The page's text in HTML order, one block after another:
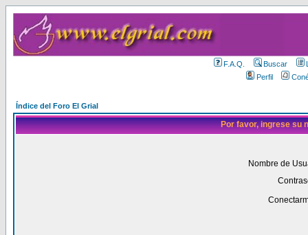
F.A.Q. Buscar
Perfil
Índice del Foro El Grial
Por favor, ingrese su
Nombre de